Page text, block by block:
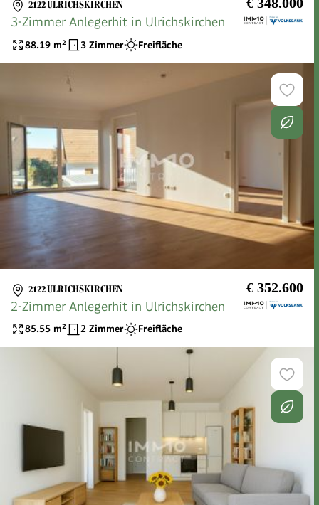
2122 ULRICHSKIRCHEN
3-Zimmer Anlegerhit in Ulrichskirchen
88.19 m² 3 Zimmer Freifläche
2122 ULRICHSKIRCHEN € 352.600
2-Zimmer Anlegerhit in Ulrichskirchen
85.55 m² 2 Zimmer Freifläche